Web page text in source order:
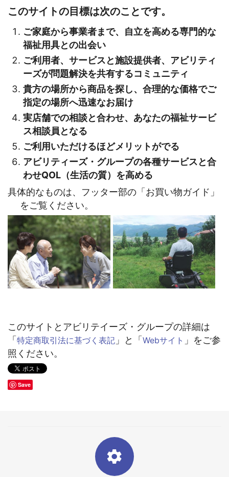
このサイトの目標は次のことです。
ご家庭から事業者まで、自立を高める専門的な
福祉用具との出会い
ご利用者、サービスと施設提供者、アビリティ
ーズが問題解決を共有するコミュニティ
貴方の場所から商品を探し、合理的な価格でご
指定の場所へ迅速なお届け
実店舗での相談と合わせ、あなたの福祉サービ
ス相談員となる
ご利用いただけるほどメリットがでる
アビリティーズ・グループの各種サービスと合
わせQOL（生活の質）を高める
具体的なものは、フッター部の「お買い物ガイド」
をご覧ください。
このサイトとアビリテイーズ・グループの詳細は
「 特定商取引法に基づく表記 」と「 Webサイト 」をご参
照ください。
Save